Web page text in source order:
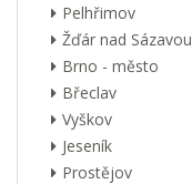
Pelhřimov
Žďár nad Sázavou
Brno - město
Břeclav
Vyškov
Jeseník
Prostějov